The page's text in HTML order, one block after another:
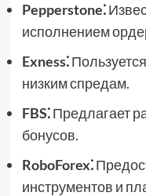
Pepperstone⁚
исполнением
Exness⁚
низким спредам.
FBS⁚Предлагает
бонусов.
RoboForex⁚
инструментов и